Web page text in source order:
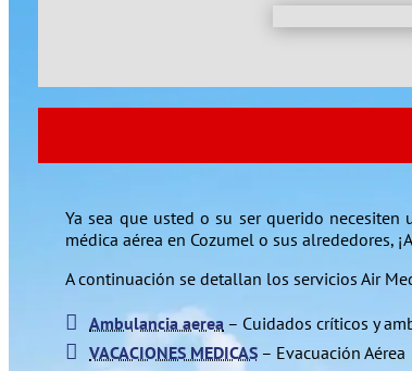
Ya sea que usted o su ser querido necesiten
médica aérea en Cozumel o sus alrededores,
A continuación se detallan los servicios Air
Ambulancia aerea – Cuidados críticos y
VACACIONES MEDICAS – Evacuación Aérea